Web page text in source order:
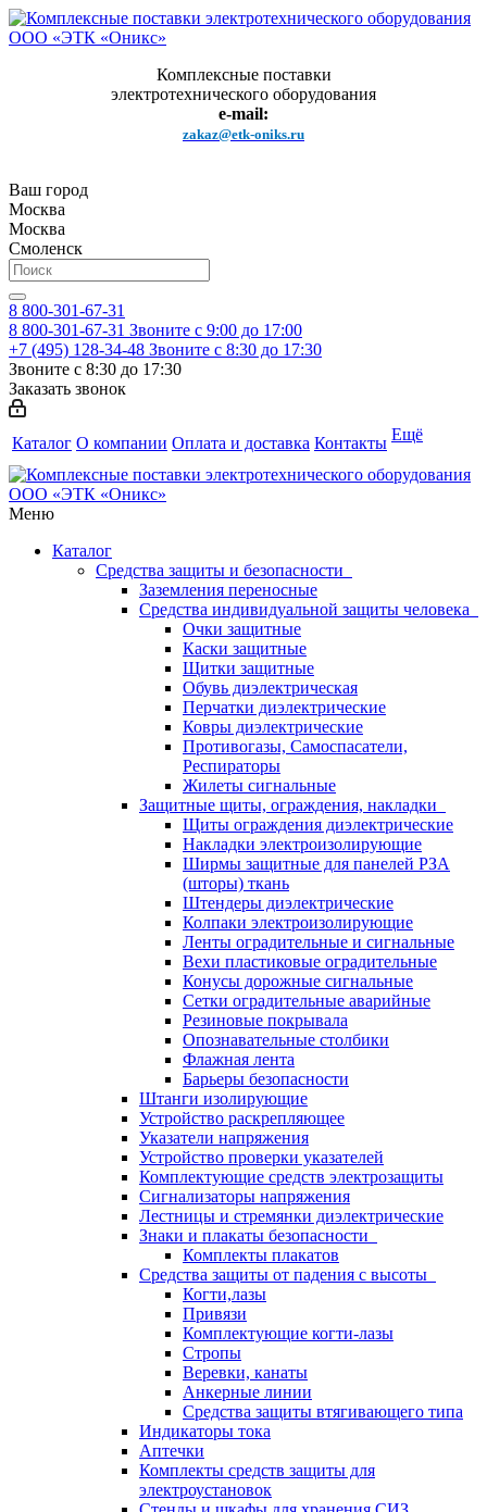
Комплексные поставки
электротехнического оборудования
e-mail:
zakaz@etk-oniks.ru
Ваш город
Москва
Москва
Смоленск
8 800-301-67-31
8 800-301-67-31 Звоните с 9:00 до 17:00
+7 (495) 128-34-48 Звоните с 8:30 до 17:30
Звоните с 8:30 до 17:30
Заказать звонок
Каталог О компании Оплата и доставка Контакты Ещё
Меню
Каталог
Средства защиты и безопасности
Заземления переносные
Средства индивидуальной защиты человека
Очки защитные
Каски защитные
Щитки защитные
Обувь диэлектрическая
Перчатки диэлектрические
Ковры диэлектрические
Противогазы, Самоспасатели,
Респираторы
Жилеты сигнальные
Защитные щиты, ограждения, накладки
Щиты ограждения диэлектрические
Накладки электроизолирующие
Ширмы защитные для панелей РЗА
(шторы) ткань
Штендеры диэлектрические
Колпаки электроизолирующие
Ленты оградительные и сигнальные
Вехи пластиковые оградительные
Конусы дорожные сигнальные
Сетки оградительные аварийные
Резиновые покрывала
Опознавательные столбики
Флажная лента
Барьеры безопасности
Штанги изолирующие
Устройство раскрепляющее
Указатели напряжения
Устройство проверки указателей
Комплектующие средств электрозащиты
Сигнализаторы напряжения
Лестницы и стремянки диэлектрические
Знаки и плакаты безопасности
Комплекты плакатов
Средства защиты от падения с высоты
Когти,лазы
Привязи
Комплектующие когти-лазы
Стропы
Веревки, канаты
Анкерные линии
Средства защиты втягивающего типа
Индикаторы тока
Аптечки
Комплекты средств защиты для
электроустановок